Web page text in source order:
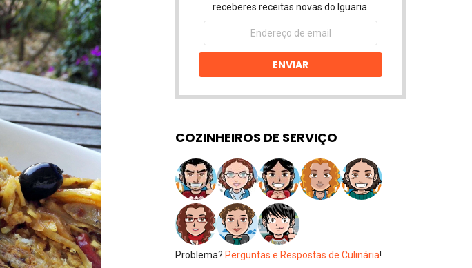
receberes receitas novas do Iguaria.
Endereço
email
ENVIAR
COZINHEIROS DE SERVIÇO
Problema? Perguntas e Respostas de Culinária!